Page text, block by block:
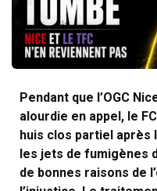
Pendant que l’OGC
alourdie en appel, le
huis clos partiel après
les jets de fumigènes
de bonnes raisons de